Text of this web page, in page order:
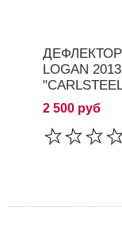
LOGAN
2 500 руб